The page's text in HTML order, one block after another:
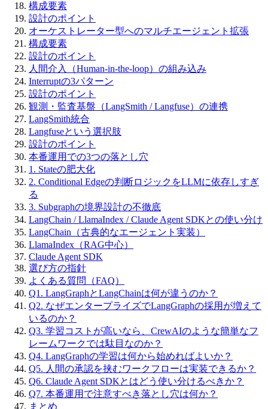
構成要素
設計のポイント
オーケストレーター型へのマルチエージェント拡張
構成要素
設計のポイント
人間介入（Human-in-the-loop）の組み込み
Interruptの3パターン
設計のポイント
観測・監査基盤（LangSmith / Langfuse）の連携
LangSmith統合
Langfuseという選択肢
設計のポイント
本番運用での3つの落とし穴
1. Stateの肥大化
2. Conditional Edgeの判断ロジックをLLMに依存しすぎ
る
3. Subgraphの境界設計の不徹底
LangChain / LlamaIndex / Claude Agent SDKとの使い分け
LangChain（古典的なエージェント実装）
LlamaIndex（RAG中心）
Claude Agent SDK
選び方の指針
よくある質問（FAQ）
Q1. LangGraphとLangChainは何が違うのか？
Q2. なぜエンタープライズでLangGraphの採用が増えて
いるのか？
Q3. 学習コストが高いなら、CrewAIのような簡単なフ
レームワークでは駄目なのか？
Q4. LangGraphの学習は何から始めればよいか？
Q5. 人間の承認を挟むワークフローは実装できるか？
Q6. Claude Agent SDKとはどう使い分けるべきか？
Q7. 本番運用で注意すべき落とし穴は何か？
まとめ